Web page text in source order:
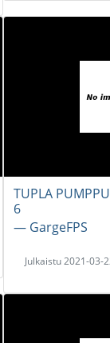
TUPLA
6
― GargeFPS
Julkaistu 2021-03-